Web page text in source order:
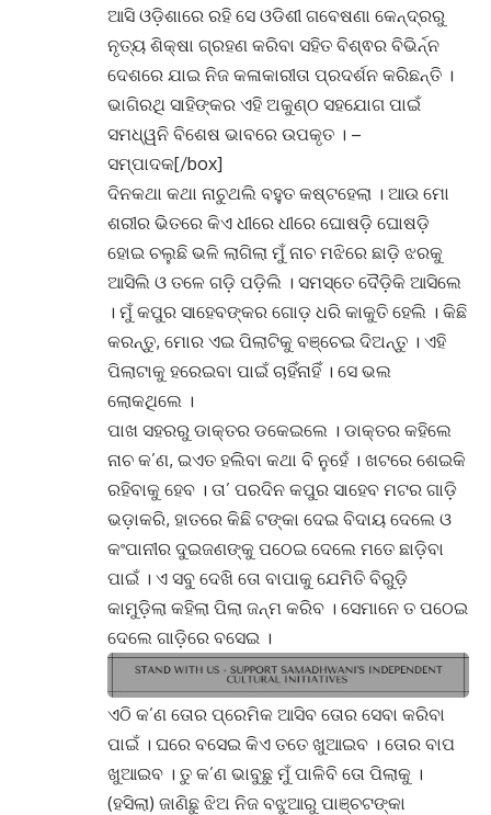
ଆସି ଓଡ଼ିଶାରେ ରହି ସେ ଓଡିଶୀ ଗବେଷଣା କେନ୍ଦ୍ରରୁ
ନୃତ୍ୟ ଶିକ୍ଷା ଗ୍ରହଣ କରିବା ସହିତ ବିଶ୍ଵର ବିଭିର୍ନ୍ନ
ଦେଶରେ ଯାଇ ନିଜ କଳାକାରୀତା ପ୍ରଦର୍ଶନ କରିଛନ୍ତି ।
ଭାଗିରଥି ସାହିଙ୍କର ଏହି ଅକୁଣ୍ଠ ସହଯୋଗ ପାଇଁ
ସମଧ୍ୱନି ବିଶେଷ ଭାବରେ ଉପକୃତ । –
ସମ୍ପାଦକ[/box]
ଦିନକଥା କଥା ନାଚୁଥଲି ବହୁତ କଷ୍ଟହେଲା । ଆଉ ମୋ
ଶରୀର ଭିତରେ କିଏ ଧୀରେ ଧୀରେ ଘୋଷଡ଼ି ଘୋଷଡ଼ି
ହୋଇ ଚଲୁଛି ଭଳି ଲାଗିଲା ମୁଁ ନାଚ ମଝିରେ ଛାଡ଼ି ଝରକୁ
ଆସିଲି ଓ ତଳେ ଗଡ଼ି ପଡ଼ିଲି । ସମସ୍ତେ ଦୈଡ଼ିକି ଆସିଲେ
। ମୁଁ କପୁର ସାହେବଙ୍କର ଗୋଡ଼ ଧରି କାକୁତି ହେଲି । କିଛି
କରନ୍ତୁ, ମୋର ଏଇ ପିଲାଟିକୁ ବଞ୍ଚେଇ ଦିଅନ୍ତୁ । ଏହି
ପିଲାଟାକୁ ହରେଇବା ପାଇଁ ଚାହିଁନାହିଁ । ସେ ଭଲ
ଲୋକଥିଲେ ।
ପାଖ ସହରରୁ ଡାକ୍ତର ଡକେଇଲେ । ଡାକ୍ତର କହିଲେ
ନାଚ କ’ଣ, ଇଏତ ହଲିବା କଥା ବି ନୁହେଁ । ଖଟରେ ଶେଇକି
ରହିବାକୁ ହେବ । ତା’ ପରଦିନ କପୁର ସାହେବ ମଟର ଗାଡ଼ି
ଭଡ଼ାକରି, ହାତରେ କିଛି ଟଙ୍କା ଦେଇ ବିଦାୟ ଦେଲେ ଓ
କଂପାନୀର ଦୁଇଜଣଙ୍କୁ ପଠେଇ ଦେଲେ ମତେ ଛାଡ଼ିବା
ପାଇଁ । ଏ ସବୁ ଦେଖି ତୋ ବାପାକୁ ଯେମିତି ବିରୁଡ଼ି
କାମୁଡ଼ିଲା କହିଲା ପିଲା ଜନ୍ମ କରିବ । ସେମାନେ ତ ପଠେଇ
ଦେଲେ ଗାଡ଼ିରେ ବସେଇ ।
ଏଠି କ’ଣ ତୋର ପ୍ରେମିକ ଆସିବ ତୋର ସେବା କରିବା
ପାଇଁ । ଘରେ ବସେଇ କିଏ ତତେ ଖୁଆଇବ । ତୋର ବାପ
ଖୁଆଇବ । ତୁ କ’ଣ ଭାବୁଛୁ ମୁଁ ପାଳିବି ତୋ ପିଲାକୁ ।
(ହସିଲା) ଜାଣିଛୁ ଝିଅ ନିଜ ବଝୁଆରୁ ପାଞ୍ଚଟଙ୍କା